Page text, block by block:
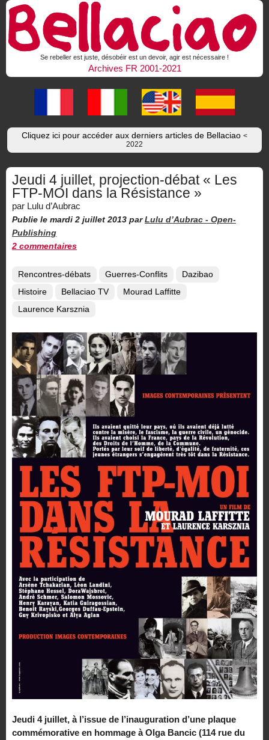
Se rebeller est juste, désobéir est un devoir, agir est nécessaire !
Archives FR 2001-2021
Cliquez ici pour accéder aux derniers articles de Bellaciao <
2022
Jeudi 4 juillet, projection-débat « Les
FTP-MOI dans la Résistance »
par Lulu d’Aubrac
Publie le mardi 2 juillet 2013 par Lulu d’Aubrac - Open-
Publishing
2 commentaires
Rencontres-débats Guerres-Conflits
Dazibao
Histoire
Bellaciao TV
Mourad Laffitte
Laurence Karsznia
Jeudi 4 juillet, à l’issue de l’inauguration d’une plaque
commémorative en hommage à Olga Bancic (114 rue du